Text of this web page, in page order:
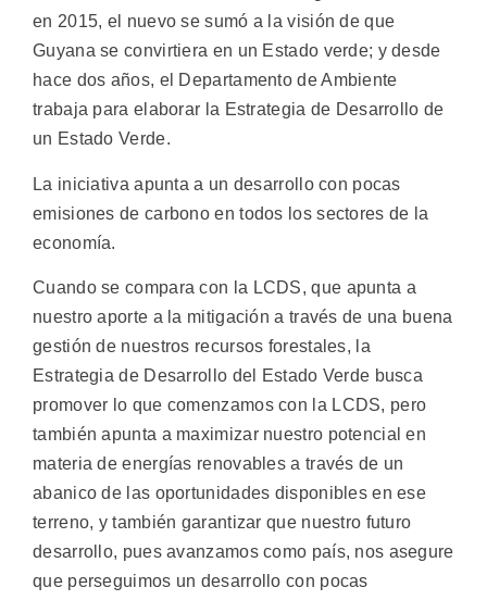
en 2015, el nuevo se sumó a la visión de que
Guyana se convirtiera en un Estado verde; y desde
hace dos años, el Departamento de Ambiente
trabaja para elaborar la Estrategia de Desarrollo de
un Estado Verde.
La iniciativa apunta a un desarrollo con pocas
emisiones de carbono en todos los sectores de la
economía.
Cuando se compara con la LCDS, que apunta a
nuestro aporte a la mitigación a través de una buena
gestión de nuestros recursos forestales, la
Estrategia de Desarrollo del Estado Verde busca
promover lo que comenzamos con la LCDS, pero
también apunta a maximizar nuestro potencial en
materia de energías renovables a través de un
abanico de las oportunidades disponibles en ese
terreno, y también garantizar que nuestro futuro
desarrollo, pues avanzamos como país, nos asegure
que perseguimos un desarrollo con pocas